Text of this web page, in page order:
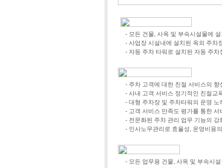
- 모든 건물, 사옥 및 부속시설물에
- 사업장 시설내에 설치된 옥외 주차
- 자동 주차 타워로 설치된 자동 주차
- 주차 고객에 대한 친절 서비스의 향
- 사내 고객 서비스 정기적인 친절교
- 대형 주차장 및 주차타워의 운영
- 고객 서비스 만족도 평가를 통한
- 전문화된 주차 관리 업무 기능의 강
- 인사노무관리로 효율성, 운영비용
- 모든 업무용 건물, 사옥 및 부속시